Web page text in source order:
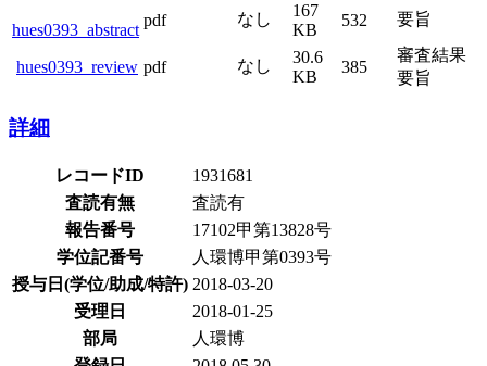
hues0393_abstract
pdf なし
167
KB
532 要旨
hues0393_review pdf なし
30.6
KB
385
審査結果
要旨
詳細
レコードID
1931681
査読有無
査読有
報告番号
17102甲第13828号
学位記番号
人環博甲第0393号
授与日(学位/助成/特許) 2018-03-20
受理日
2018-01-25
部局
人環博